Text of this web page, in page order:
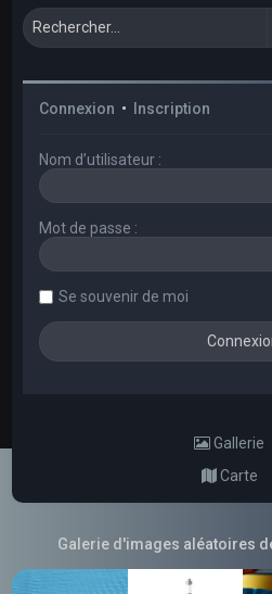
Connexion • Inscription
Nom d’utilisateur :
Mot de passe :
Se souvenir de moi
Gallerie
Carte
Galerie d'images aléatoires